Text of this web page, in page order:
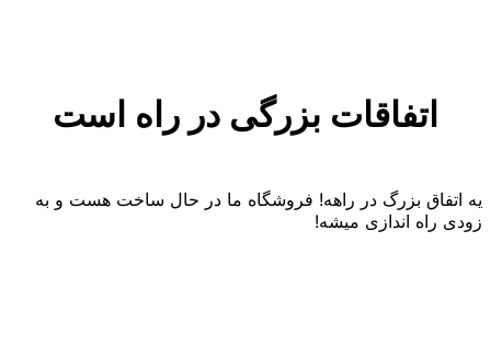
اتفاقات بزرگی در راه است
یه اتفاق بزرگ در راهه! فروشگاه ما در حال ساخت هست و به
زودی راه اندازی میشه!